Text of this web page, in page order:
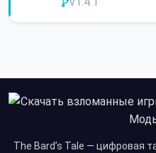
The Bard’s Tale — цифровая